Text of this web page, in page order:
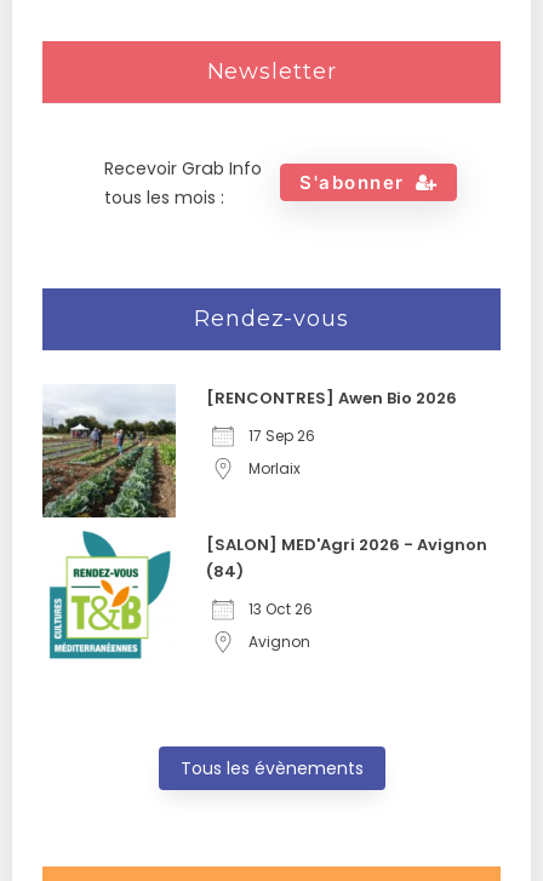
Newsletter
Recevoir Grab Info
tous les mois :
S'abonner
Rendez-vous
[RENCONTRES] Awen Bio 2026
17 Sep 26
Morlaix
[SALON] MED'Agri 2026 - Avignon
(84)
13 Oct 26
Avignon
Tous les évènements